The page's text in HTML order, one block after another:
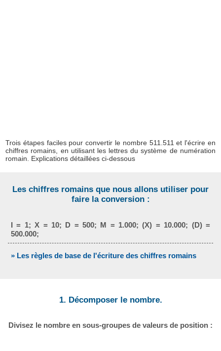
Trois étapes faciles pour convertir le nombre 511.511 et l'écrire en
chiffres romains, en utilisant les lettres du système de numération
romain. Explications détaillées ci-dessous
Les chiffres romains que nous allons utiliser pour
faire la conversion :
I = 1; X = 10; D = 500; M = 1.000; (X) = 10.000; (D) =
500.000;
» Les règles de base de l'écriture des chiffres romains
1. Décomposer le nombre.
Divisez le nombre en sous-groupes de valeurs de position :